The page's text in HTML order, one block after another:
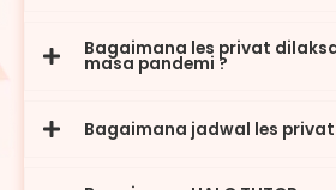
Bagaimana les privat
masa pandemi ?
Bagaimana jadwal les